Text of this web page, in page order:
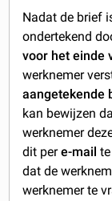
Nadat de brief
ondertekend
voor het einde
werknemer
aangetekende
kan bewijzen
werknemer
dit pere-mail
dat de
werknemer te